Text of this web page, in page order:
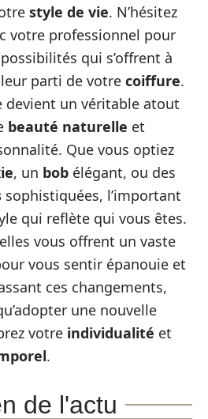
style de vie. N’hésitez
votre professionnel pour
qui s’offrent à
parti de votre coiffure.
devient un véritable atout
beauté naturelle et
Que vous optiez
, un bob élégant, ou des
sophistiquées, l’important
qui reflète qui vous êtes.
vous offrent un vaste
vous sentir épanouie et
ces changements,
une nouvelle
votre individualité et
.
de l'actu